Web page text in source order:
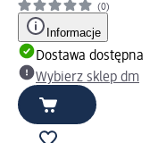
(0)
Informacje
Dostawa dostępna
Wybierz sklep dm